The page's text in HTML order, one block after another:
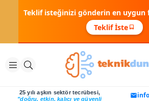
Teklif isteğinizi gönderin en uygun
Teklif İste
25 yılı aşkın sektör tecrübesi,
"doğru, etkin, kalıcı ve güvenli